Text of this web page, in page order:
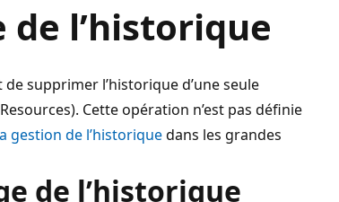
l’historique
supprimer l’historique d’une seule
Cette opération n’est pas définie
gestion de l’historiquedans les grandes
de l’historique